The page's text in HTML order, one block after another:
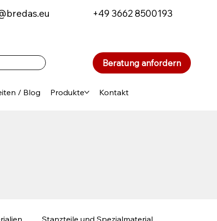
/ Blog Produkte Kontakt
+49 3662 8500193
Beratung anfordern
Stanzteile und Spezialmaterial